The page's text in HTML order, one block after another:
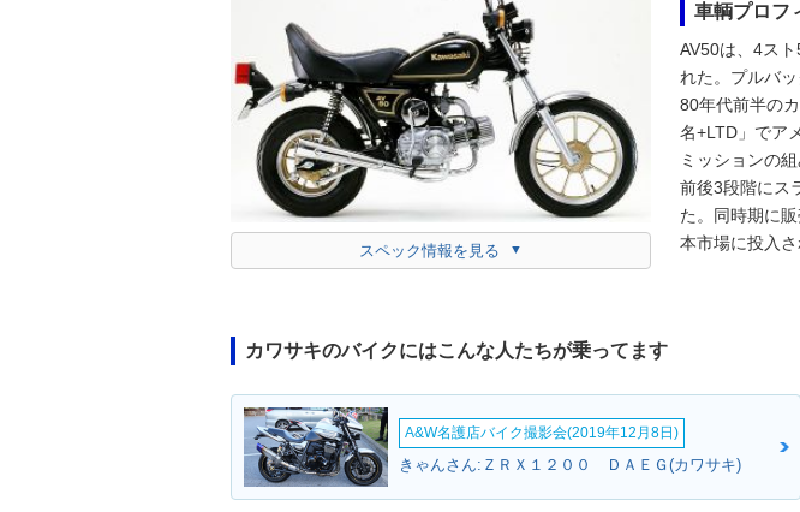
スペック情報を見る
車輌プロフ
AV50は、4ス
れた。プルバ
80年代前半の
名+LTD」でア
ミッションの
前後3段階にス
た。同時期に
本市場に投入
カワサキのバイクにはこんな人たちが乗ってます
A&W名護店バイク撮影会(2019年12月8日)
きゃんさん:ＺＲＸ１２００ ＤＡＥＧ(カワサキ)